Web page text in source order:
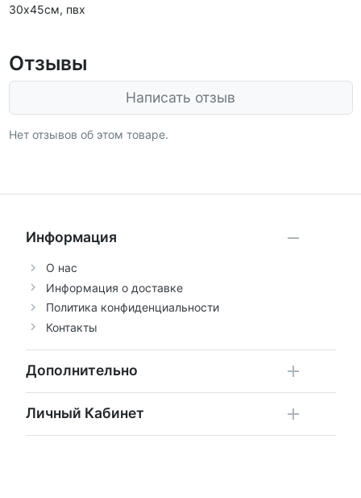
30х45см, пвх
Отзывы
Написать отзыв
Нет отзывов об этом товаре.
Информация
О нас
Информация о доставке
Политика конфиденциальности
Контакты
Дополнительно
Личный Кабинет